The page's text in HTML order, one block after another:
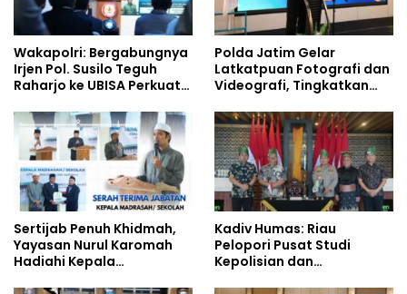
Wakapolri: Bergabungnya
Irjen Pol. Susilo Teguh
Raharjo ke UBISA Perkuat
Studi Kepolisian
Polda Jatim Gelar
Latkatpuan Fotografi dan
Videografi, Tingkatkan
Era Digital
Sertijab Penuh Khidmah,
Yayasan Nurul Karomah
Hadiahi Kepala
Kadiv Humas: Riau
Pelopori Pusat Studi
Kepolisian dan